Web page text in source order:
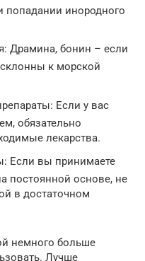
попадании инородного
Драмина, бонин – если
к морской
Если у вас
обязательно
лекарства.
Если вы принимаете
постоянной основе, не
в достаточном
немного больше
Лучше